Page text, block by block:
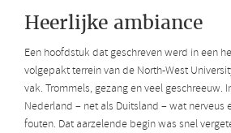
Heerlijke ambiance
Een hoofdstuk dat geschreven werd in een
volgepakt terrein van de North-West
vak. Trommels, gezang en veel geschreeuw.
Nederland – net als Duitsland – wat nerveus
fouten. Dat aarzelende begin was snel